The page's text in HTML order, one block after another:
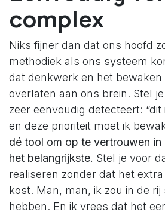
complex
Niks fijner dan dat ons hoofd
methodiek als ons systeem
dat denkwerk en het bewaken
overlaten aan ons brein. Stel
zeer eenvoudig detecteert:
en deze prioriteit moet ik
dé tool om op te vertrouwen in
het belangrijkste. Stel je voor
realiseren zonder dat het
kost. Man, man, ik zou in de
hebben. En ik vrees dat het